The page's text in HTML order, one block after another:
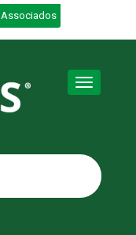
Associados
Toggle